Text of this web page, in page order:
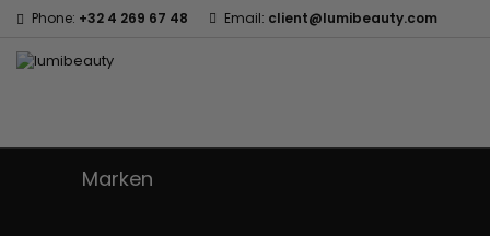
Phone: +32 4 269 67 48 Email: client@lumibeauty.com
Marken